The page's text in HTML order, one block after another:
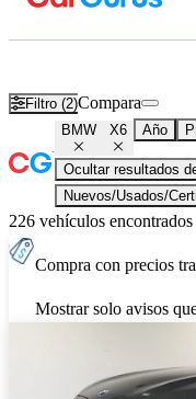
Filtro (2)Compara
BMW X6 Año
Ocultar resultados
Nuevos/Usados/
226 vehículos encontrados
Compra con precios
Mostrar solo avisos